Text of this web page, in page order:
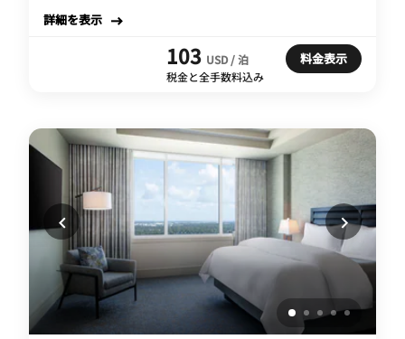
詳細を表示
103 USD / 泊
税金と全手数料込み
料金表示